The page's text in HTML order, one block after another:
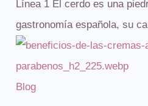
Línea 1 El cerdo es una
gastronomía española, su
Blog